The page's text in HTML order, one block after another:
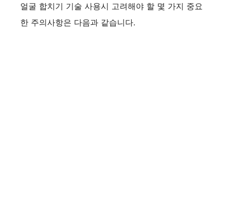
얼굴 합치기 기술 사용시 고려해야 할 몇 가지 중요
한 주의사항은 다음과 같습니다.